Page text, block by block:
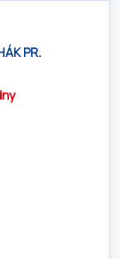
PR.